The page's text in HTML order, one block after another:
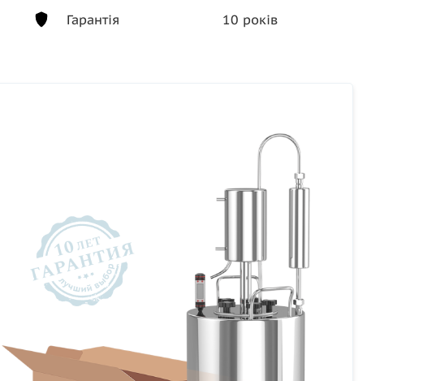
Гарантія
10 років